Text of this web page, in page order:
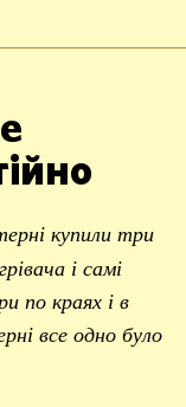
купили три
і самі
по краях і в
все одно було